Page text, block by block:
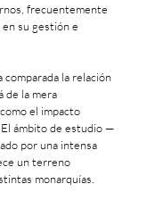
frecuentemente
su gestión e
la relación
de la mera
el impacto
ámbito de estudio —
por una intensa
un terreno
monarquías.